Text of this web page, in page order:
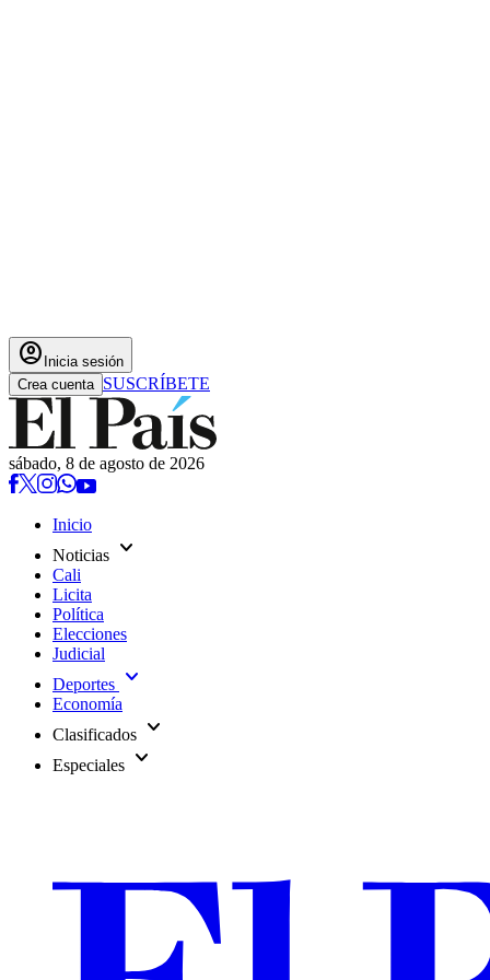
account_circle Inicia sesión
Crea cuenta SUSCRÍBETE
sábado, 8 de agosto de 2026
Inicio
Noticias expand_more
Cali
Licita
Política
Elecciones
Judicial
Deportes expand_more
Economía
Clasificados expand_more
Especiales expand_more